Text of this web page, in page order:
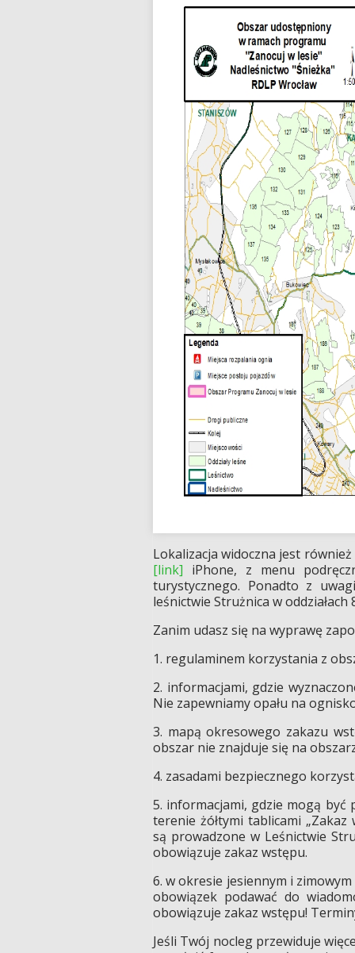
Lokalizacja widoczna jest
[link] iPhone, z menu
turystycznego. Ponadto z
leśnictwie Strużnica w
Zanim udasz się na wyprawę
1. regulaminem korzystania z
2. informacjami, gdzie
Nie zapewniamy opału na
3. mapą okresowego zakazu
obszar nie znajduje się na
4. zasadami bezpiecznego
5. informacjami, gdzie mogą być
terenie żółtymi tablicami
są prowadzone w Leśnictwie
obowiązuje zakaz wstępu.
6. w okresie jesiennym i
obowiązek podawać do
obowiązuje zakaz wstępu!
Jeśli Twój nocleg przewiduje